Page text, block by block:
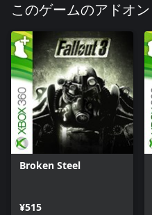
このゲームのアドオン
Broken Steel
¥515